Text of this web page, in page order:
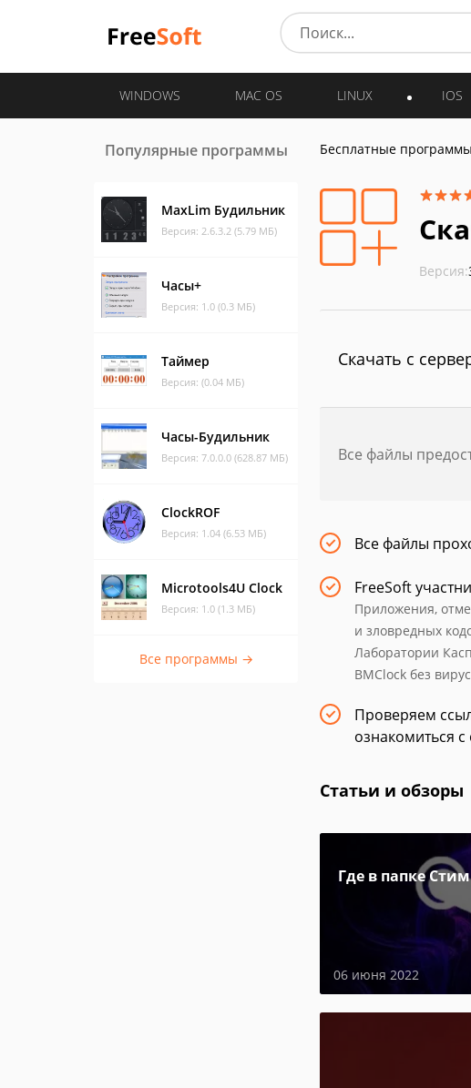
WINDOWS MAC OS LINUX IOS
Популярные программы
MaxLim Будильник
Версия: 2.6.3.2 (5.79 МБ)
Часы+
Версия: 1.0 (0.3 МБ)
Таймер
Версия: (0.04 МБ)
Часы-Будильник
Версия: 7.0.0.0 (628.87 МБ)
ClockROF
Версия: 1.04 (6.53 МБ)
Microtools4U Clock
Версия: 1.0 (1.3 МБ)
Все программы →
Бесплатные программы
Версия:
Скачать с
Все файлы
Все файлы
FreeSoft
Приложения,
и зловредных
Лаборатории
BMClock без
Проверяем
ознакомиться
Статьи и обзоры
Где в папке
06 июня 2022